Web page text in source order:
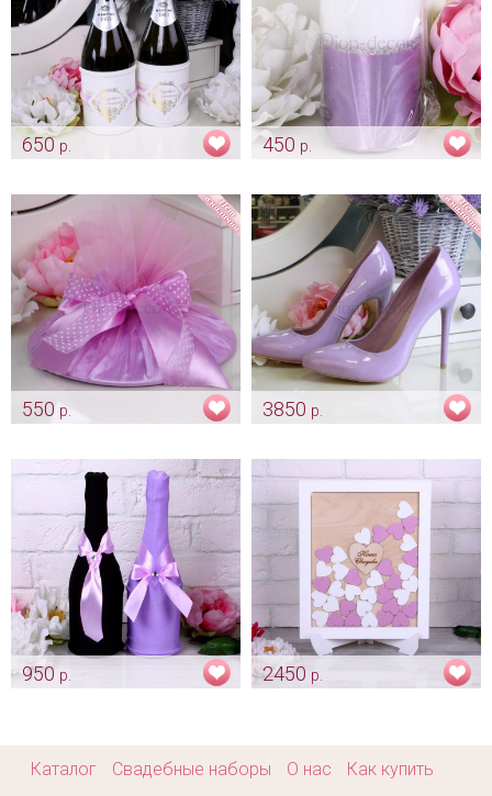
650р.
Арт: sham_0192
450 р.
550 р.
Арт: shtu_0109
3850 р.
950 р.
2450 р.
Каталог Свадебные наборы О нас Как купить